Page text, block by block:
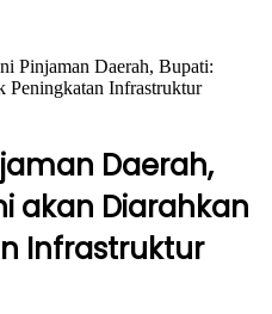
Pinjaman Daerah, Bupati:
Peningkatan Infrastruktur
Daerah,
akan Diarahkan
Infrastruktur